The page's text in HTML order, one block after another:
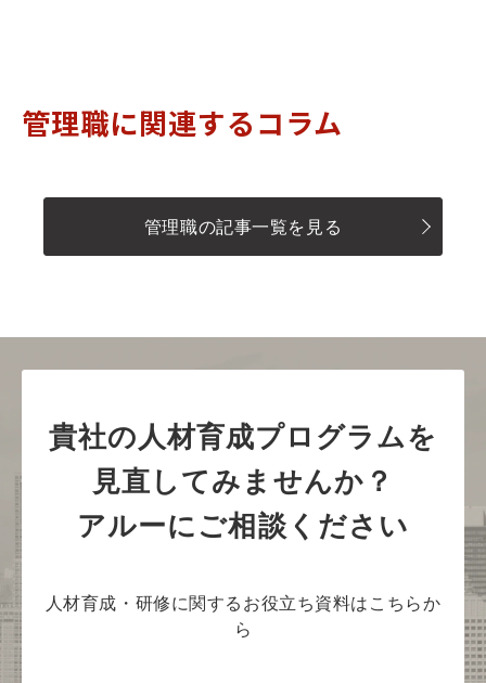
管理職に関連するコラム
管理職の記事一覧を見る
貴社の人材育成プログラムを
見直してみませんか？
アルーにご相談ください
人材育成・研修に関するお役立ち資料はこちらか
ら